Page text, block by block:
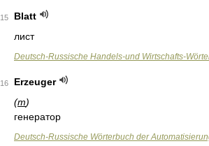
15
Blatt
лист
Deutsch-Russische Handels-und Wirtschafts-
16
Erzeuger
(m)
генератор
Deutsch-Russische Wörterbuch der